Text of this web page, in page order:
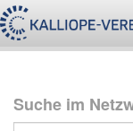
Suche im